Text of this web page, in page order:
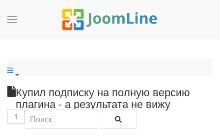
Купил подписку на полную версию
плагина - а результата не вижу
1